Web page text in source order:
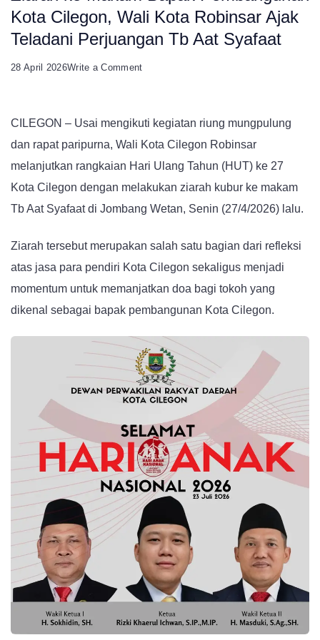
Kota Cilegon, Wali Kota Robinsar Ajak
Teladani Perjuangan Tb Aat Syafaat
28 April 2026Write a Commenton
Makam
Pembangunan
Cilegon,
Perjuangan
Tb
Aat
CILEGON – Usai mengikuti kegiatan riung mungpulung
dan rapat paripurna, Wali Kota Cilegon Robinsar
melanjutkan rangkaian Hari Ulang Tahun (HUT) ke 27
Kota Cilegon dengan melakukan ziarah kubur ke makam
Tb Aat Syafaat di Jombang Wetan, Senin (27/4/2026) lalu.
Ziarah tersebut merupakan salah satu bagian dari refleksi
atas jasa para pendiri Kota Cilegon sekaligus menjadi
momentum untuk memanjatkan doa bagi tokoh yang
dikenal sebagai bapak pembangunan Kota Cilegon.